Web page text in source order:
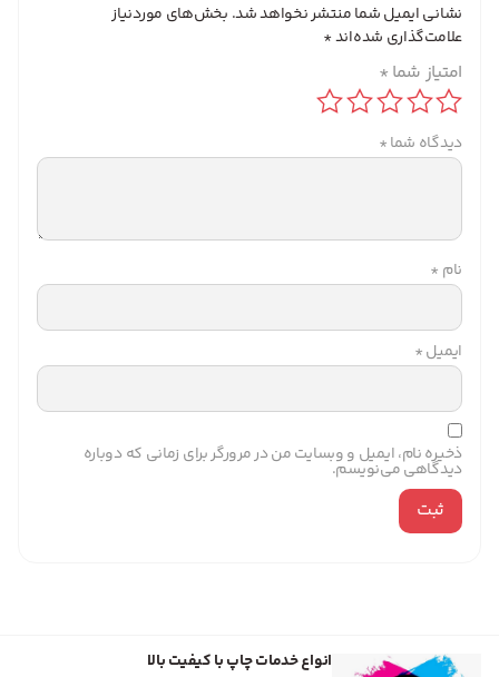
نشانی ایمیل شما منتشر نخواهد شد. بخش‌های موردنیاز
علامت‌گذاری شده‌اند*
امتیاز شما *
دیدگاه شما*
نام *
ایمیل*
ذخیره نام، ایمیل و وبسایت من در مرورگر برای زمانی که دوباره
دیدگاهی می‌نویسم.
انواع خدمات چاپ با کیفیت بالا